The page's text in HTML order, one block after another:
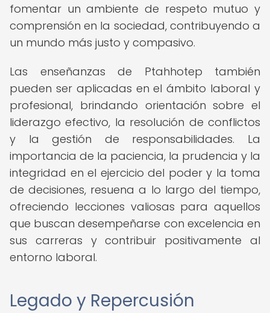
fomentar un ambiente de respeto mutuo y
comprensión en la sociedad, contribuyendo a
un mundo más justo y compasivo.
Las enseñanzas de Ptahhotep también
pueden ser aplicadas en el ámbito laboral y
profesional, brindando orientación sobre el
liderazgo efectivo, la resolución de conflictos
y la gestión de responsabilidades. La
importancia de la paciencia, la prudencia y la
integridad en el ejercicio del poder y la toma
de decisiones, resuena a lo largo del tiempo,
ofreciendo lecciones valiosas para aquellos
que buscan desempeñarse con excelencia en
sus carreras y contribuir positivamente al
entorno laboral.
Legado y Repercusión